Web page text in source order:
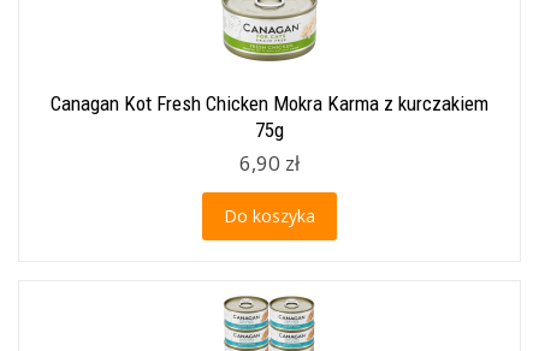
Canagan Kot Fresh Chicken Mokra Karma z kurczakiem
75g
6,90 zł
Do koszyka